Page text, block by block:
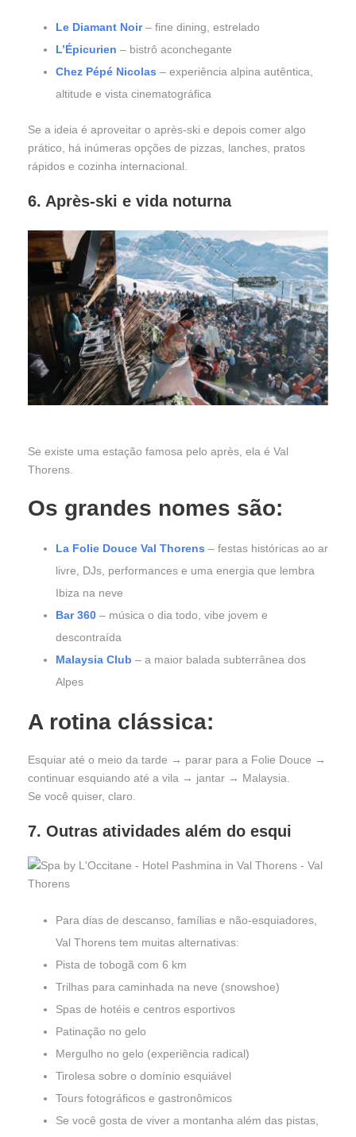
Le Diamant Noir– fine dining, estrelado
L’Épicurien – bistrô aconchegante
Chez Pépé Nicolas – experiência alpina autêntica,
altitude e vista cinematográfica
Se a ideia é aproveitar o après-ski e depois comer algo
prático, há inúmeras opções de pizzas, lanches, pratos
rápidos e cozinha internacional.
6. Après-ski e vida noturna
Se existe uma estação famosa pelo après, ela é Val
Thorens.
Os grandes nomes são:
La Folie Douce Val Thorens – festas históricas ao ar
livre, DJs, performances e uma energia que lembra
Ibiza na neve
Bar 360 – música o dia todo, vibe jovem e
descontraída
Malaysia Club – a maior balada subterrânea dos
Alpes
A rotina clássica:
Esquiar até o meio da tarde → parar para a Folie Douce →
continuar esquiando até a vila → jantar → Malaysia.
Se você quiser, claro.
7. Outras atividades além do esqui
Para dias de descanso, famílias e não-esquiadores,
Val Thorens tem muitas alternativas:
Pista de tobogã com 6 km
Trilhas para caminhada na neve (snowshoe)
Spas de hotéis e centros esportivos
Patinação no gelo
Mergulho no gelo (experiência radical)
Tirolesa sobre o domínio esquiável
Tours fotográficos e gastronômicos
Se você gosta de viver a montanha além das pistas,